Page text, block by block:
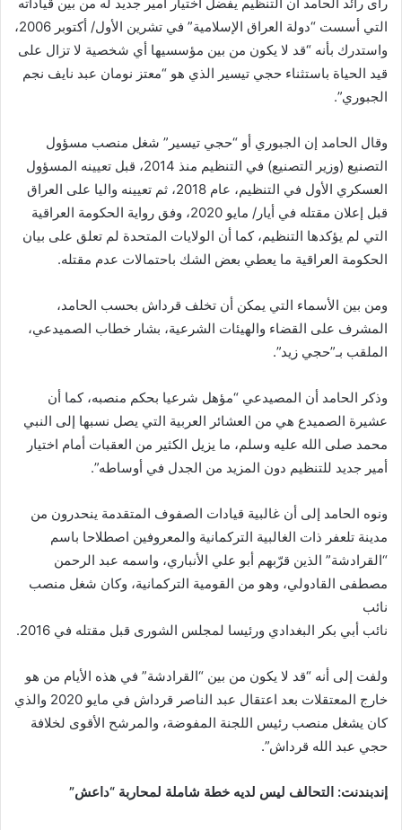
التي أسست “دولة العراق الإسلامية” في تشرين الأول/ أكتوبر 2006،
واستدرك بأنه “قد لا يكون من بين مؤسسيها أي شخصية لا تزال على
قيد الحياة باستثناء حجي تيسير الذي هو “معتز نومان عبد نايف نجم
الجبوري”.
وقال الحامد إن الجبوري أو “حجي تيسير” شغل منصب مسؤول
التصنيع (وزير التصنيع) في التنظيم منذ 2014، قبل تعيينه المسؤول
العسكري الأول في التنظيم، عام 2018، ثم تعيينه واليا على العراق
قبل إعلان مقتله في أيار/ مايو 2020، وفق رواية الحكومة العراقية
التي لم يؤكدها التنظيم، كما أن الولايات المتحدة لم تعلق على بيان
الحكومة العراقية ما يعطي بعض الشك باحتمالات عدم مقتله.
ومن بين الأسماء التي يمكن أن تخلف قرداش بحسب الحامد،
المشرف على القضاء والهيئات الشرعية، بشار خطاب الصميدعي،
الملقب بـ”حجي زيد”.
وذكر الحامد أن المصيدعي “مؤهل شرعيا بحكم منصبه، كما أن
عشيرة الصميدع هي من العشائر العربية التي يصل نسبها إلى النبي
محمد صلى الله عليه وسلم، ما يزيل الكثير من العقبات أمام اختيار
أمير جديد للتنظيم دون المزيد من الجدل في أوساطه”.
ونوه الحامد إلى أن غالبية قيادات الصفوف المتقدمة ينحدرون من
مدينة تلعفر ذات الغالبية التركمانية والمعروفين اصطلاحا باسم
“القرادشة” الذين قرّبهم أبو علي الأنباري، واسمه عبد الرحمن
مصطفى القادولي، وهو من القومية التركمانية، وكان شغل منصب
نائب
نائب أبي بكر البغدادي ورئيسا لمجلس الشورى قبل مقتله في 2016.
ولفت إلى أنه “قد لا يكون من بين “القرادشة” في هذه الأيام من هو
خارج المعتقلات بعد اعتقال عبد الناصر قرداش في مايو 2020 والذي
كان يشغل منصب رئيس اللجنة المفوضة، والمرشح الأقوى لخلافة
حجي عبد الله قرداش”.
إندبندنت: التحالف ليس لديه خطة شاملة لمحاربة “داعش”